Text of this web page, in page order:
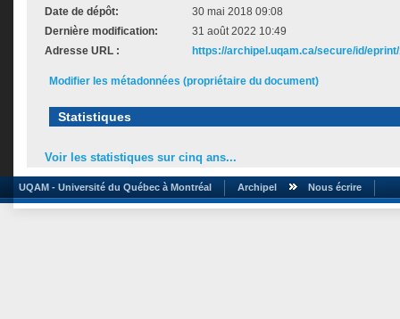
Date de dépôt:
30 mai 2018 09:08
Dernière modification:
31 août 2022 10:49
Adresse URL :
https://archipel.uqam.ca/secure/id/
Modifier les métadonnées (propriétaire du document)
Statistiques
Voir les statistiques sur cinq ans...
UQAM - Université du Québec à Montréal Archipel Nous écrire